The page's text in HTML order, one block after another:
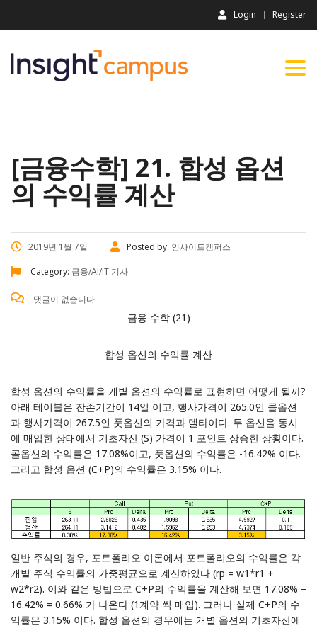
Login Register
[금융수학] 21. 합성 옵션
의 수익률 계산
2019년 1월 7일 Posted by: 인사이트캠퍼스
Category: 금융/AI/IT 기사
댓글이 없습니다
금융 수학 (21)
합성 옵션의 수익률 계산
합성 옵션의 수익률을 개별 옵션의 수익률로 표현하면 어떻게 될까?
아래 테이블은 잔존기간이 14일 이고, 행사가격이 265.0인 콜옵션
과 행사가격이 267.5인 풋옵션의 가격과 델타이다. 두 옵션을 동시
에 매입한 상태에서 기초자산 (S) 가격이 1 포인트 상승한 상황이다.
콜옵션의 수익률은 17.08%이고, 풋옵션의 수익률은 -16.42% 이다.
그리고 합성 옵션 (C+P)의 수익률은 3.15% 이다.
일반 주식의 경우, 포트폴리오 이론에서 포트폴리오의 수익률은 각
개별 주식 수익률의 가중평균으로 계산하였다 (rp = w1*r1 +
w2*r2). 이와 같은 방법으로 C+P의 수익률을 계산해 보면 17.08% –
16.42% = 0.66% 가 나온다 (1계약 씩 매입). 그러나 실제 C+P의 수
익률은 3.15% 이다. 합성 옵션의 경우에는 개별 옵션의 기초자산에